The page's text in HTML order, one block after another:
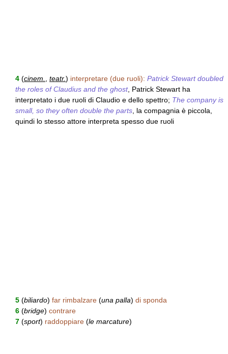
4 (cinem. teatr.) interpretare (due ruoli): Patrick Stewart doubled
the roles of Claudius and the ghost, Patrick Stewart ha
interpretato i due ruoli di Claudio e dello spettro; The company is
small, so they often double the parts , la compagnia è piccola,
quindi lo stesso attore interpreta spesso due ruoli
5 (biliardo) far rimbalzare (una palla) di sponda
6 (bridge) contrare
7 (sport) raddoppiare (le marcature)